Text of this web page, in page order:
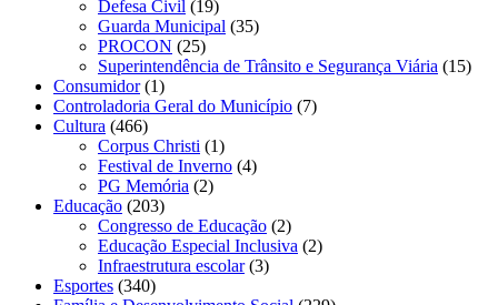
Defesa Civil (19)
Guarda Municipal (35)
PROCON (25)
Superintendência de Trânsito e Segurança Viária (15)
Consumidor(1)
Controladoria Geral do Município (7)
Cultura (466)
Corpus Christi (1)
Festival de Inverno (4)
PG Memória (2)
Educação (203)
Congresso de Educação (2)
Educação Especial Inclusiva (2)
Infraestrutura escolar(3)
Esportes (340)